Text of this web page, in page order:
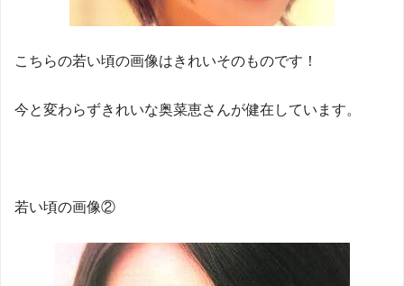
こちらの若い頃の画像はきれいそのものです！
今と変わらずきれいな奥菜恵さんが健在しています。
若い頃の画像②